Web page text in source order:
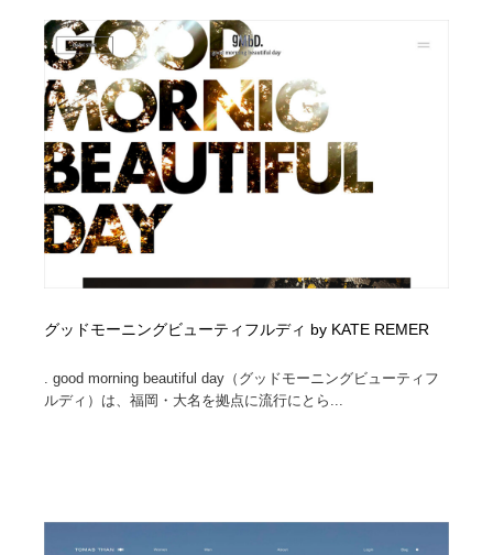
グッドモーニングビューティフルディ by KATE REMER
. good morning beautiful day（グッドモーニングビューティフ
ルディ）は、福岡・大名を拠点に流行にとら...